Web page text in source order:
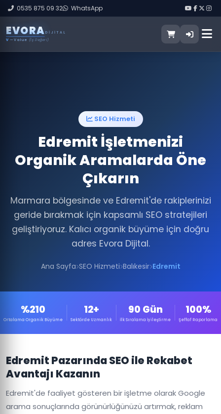
0535 875 09 32 WhatsApp
EVORA DIJITAL
V — Value (İş Değeri)
SEO Hizmeti
Edremit İşletmenizi
Organik Aramalarda Öne
Çıkarın
Marmara bölgesinde ve Edremit'de rakiplerinizi
geride bırakmak için kapsamlı SEO stratejileri
geliştiriyoruz. Kalıcı organik büyüme için doğru
adres Evora Dijital.
Ana Sayfa SEO Hizmeti Balıkesir Edremit
%210
Ortalama Organik Büyüme
12+
Sektörde Uzmanlık
90 Gün
İlk Sıralama İyileştirme
100%
Şeffaf Raporlama
Edremit Pazarında SEO ile Rekabet
Avantajı Kazanın
Edremit'de faaliyet gösteren bir işletme olarak Google
arama sonuçlarında görünürlüğünüzü artırmak, reklam